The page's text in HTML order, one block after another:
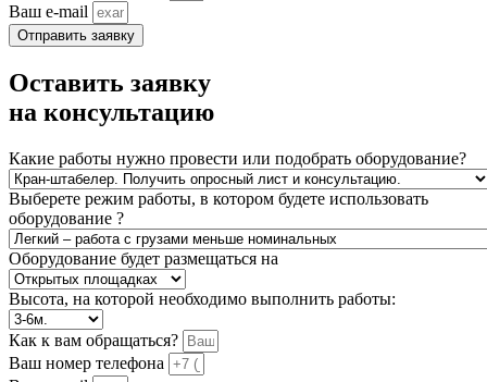
Ваш e-mail
Отправить заявку
Оставить заявку
на консультацию
Какие работы нужно провести или подобрать оборудование?
Выберете режим работы, в котором будете использовать
оборудование ?
Оборудование будет размещаться на
Высота, на которой необходимо выполнить работы:
Как к вам обращаться?
Ваш номер телефона